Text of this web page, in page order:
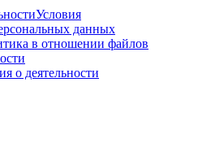
Условия
данных
в отношении файлов
о деятельности